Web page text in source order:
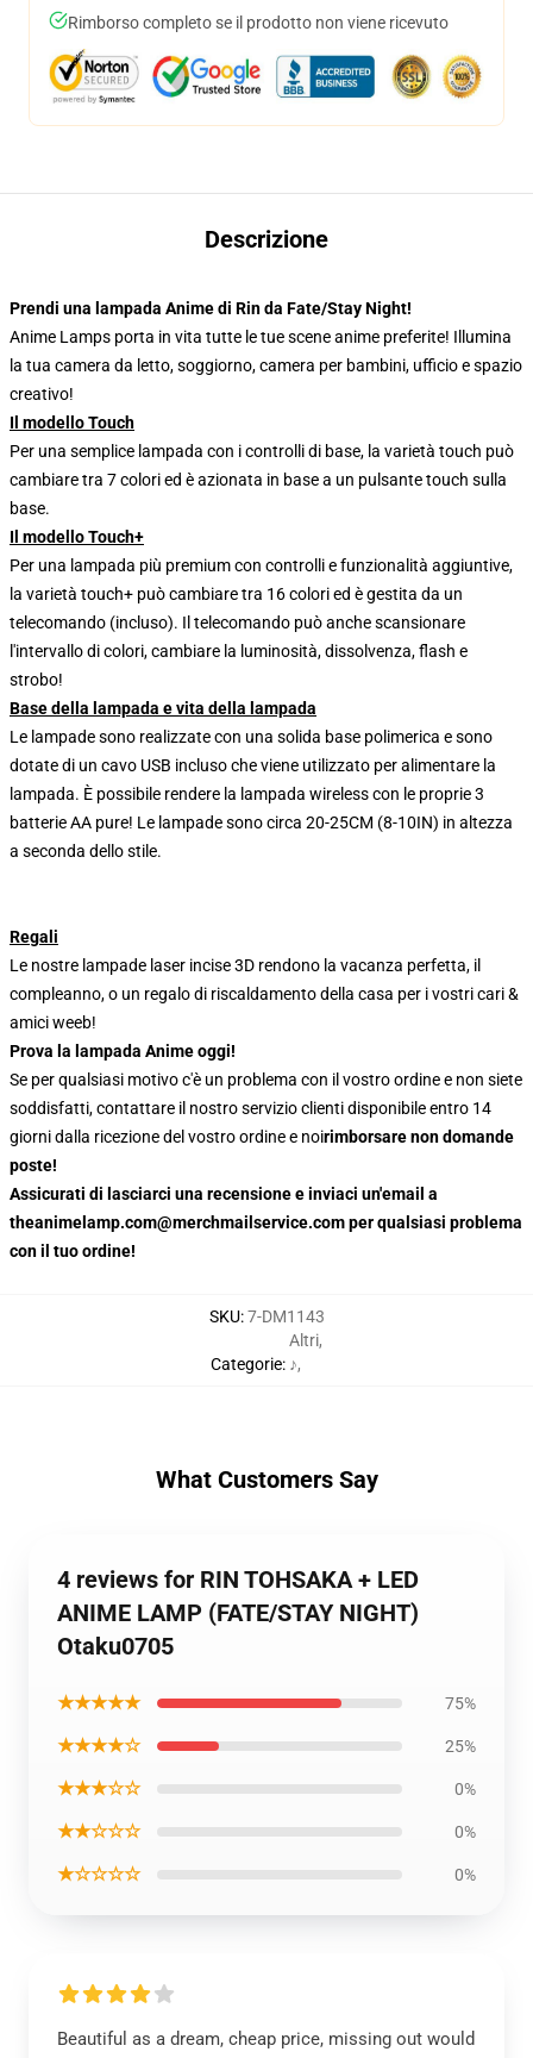
Rimborso completo se il prodotto non viene ricevuto
Descrizione
Prendi una lampada Anime di Rin da Fate/Stay Night!
Anime Lamps porta in vita tutte le tue scene anime preferite! Illumina
la tua camera da letto, soggiorno, camera per bambini, ufficio e spazio
creativo!
Il modello Touch
Per una semplice lampada con i controlli di base, la varietà touch può
cambiare tra 7 colori ed è azionata in base a un pulsante touch sulla
base.
Il modello Touch+
Per una lampada più premium con controlli e funzionalità aggiuntive,
la varietà touch+ può cambiare tra 16 colori ed è gestita da un
telecomando (incluso). Il telecomando può anche scansionare
l'intervallo di colori, cambiare la luminosità, dissolvenza, flash e
strobo!
Base della lampada e vita della lampada
Le lampade sono realizzate con una solida base polimerica e sono
dotate di un cavo USB incluso che viene utilizzato per alimentare la
lampada. È possibile rendere la lampada wireless con le proprie 3
batterie AA pure! Le lampade sono circa 20-25CM (8-10IN) in altezza
a seconda dello stile.
Regali
Le nostre lampade laser incise 3D rendono la vacanza perfetta, il
compleanno, o un regalo di riscaldamento della casa per i vostri cari &
amici weeb!
Prova la lampada Anime oggi!
Se per qualsiasi motivo c'è un problema con il vostro ordine e non siete
soddisfatti, contattare il nostro servizio clienti disponibile entro 14
giorni dalla ricezione del vostro ordine e noirimborsare non domande
poste!
Assicurati di lasciarci una recensione e inviaci un'email a
theanimelamp.com@merchmailservice.com per qualsiasi problema
con il tuo ordine!
SKU:7-DM1143
Categorie:
Altri,
♪,
What Customers Say
4 reviews for RIN TOHSAKA + LED
ANIME LAMP (FATE/STAY NIGHT)
Otaku0705
★★★★★ 75%
★★★★☆ 25%
★★★☆☆ 0%
★★☆☆☆ 0%
★☆☆☆☆ 0%
Beautiful as a dream, cheap price, missing out would